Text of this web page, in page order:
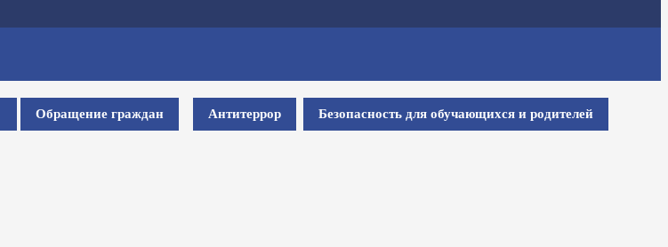
Обращение граждан Антитеррор Безопасность для обучающихся и родителей